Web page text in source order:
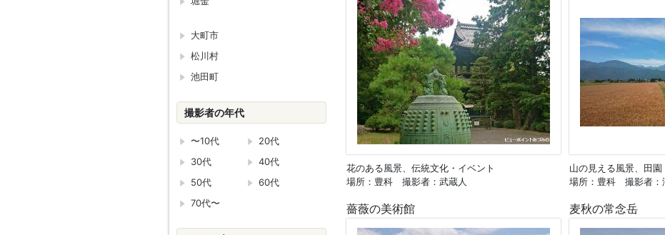
花のある風景、伝統文化・イベント
場所：豊科 撮影者：武蔵人
山の見える風景、田園
場所：豊科 撮影者：
薔薇の美術館 麦秋の常念岳
大町市
松川村
池田町
撮影者の年代
〜10代
20代
30代
40代
50代
60代
70代〜